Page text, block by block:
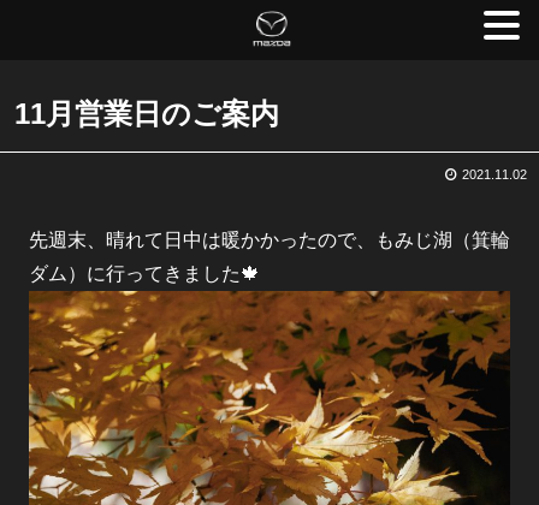
11月営業日のご案内
2021.11.02
先週末、晴れて日中は暖かかったので、もみじ湖（箕輪
ダム）に行ってきました🍁